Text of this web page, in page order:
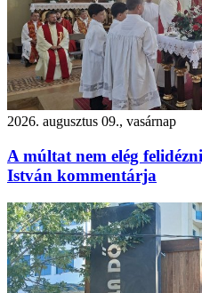
2026. augusztus 09., vasárnap
A múltat nem elég
István kommentárja